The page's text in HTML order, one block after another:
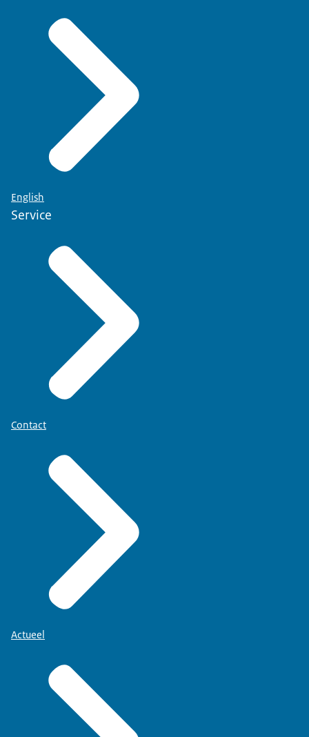
Meld plantenziekte of -plaag
Bent u ondernemer?
Meld handel in invasieve planten
English
Service
Contact
Actueel